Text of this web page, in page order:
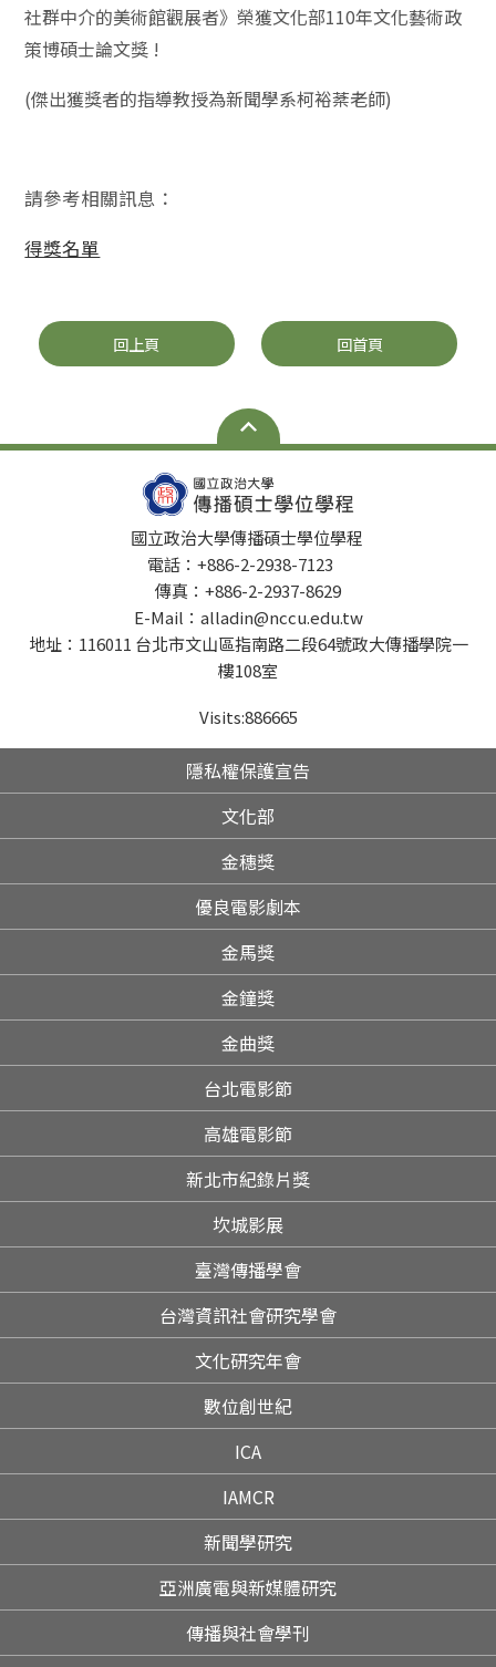
社群中介的美術館觀展者》榮獲文化部110年文化藝術政
策博碩士論文獎 !
(傑出獲獎者的指導教授為新聞學系柯裕棻老師)
請參考相關訊息：
得獎名單
回上頁 回首頁
國立政治大學傳播碩士學位學程
電話：+886-2-2938-7123
傳真：+886-2-2937-8629
E-Mail：alladin@nccu.edu.tw
地址：116011 台北市文山區指南路二段64號政大傳播學院一
樓108室
Visits:886665
隱私權保護宣告
文化部
金穗獎
優良電影劇本
金馬獎
金鐘獎
金曲獎
台北電影節
高雄電影節
新北市紀錄片獎
坎城影展
臺灣傳播學會
台灣資訊社會研究學會
文化研究年會
數位創世紀
ICA
IAMCR
新聞學研究
亞洲廣電與新媒體研究
傳播與社會學刊